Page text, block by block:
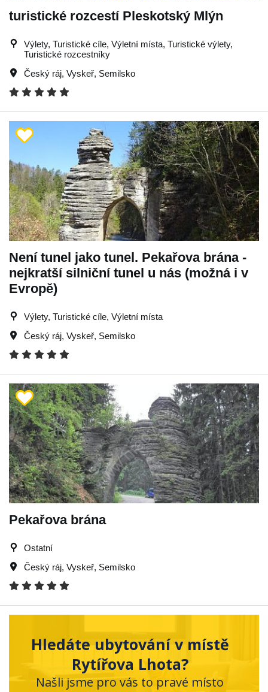
turistické rozcestí Pleskotský Mlýn
Výlety, Turistické cíle, Výletní místa, Turistické výlety,
Turistické rozcestníky
Český ráj, Vyskeř, Semilsko
Není tunel jako tunel. Pekařova brána -
nejkratší silniční tunel u nás (možná i v
Evropě)
Výlety, Turistické cíle, Výletní místa
Český ráj, Vyskeř, Semilsko
Pekařova brána
Ostatní
Český ráj, Vyskeř, Semilsko
Hledáte ubytování v místě
Rytířova Lhota?
Našli jsme pro vás to pravé místo